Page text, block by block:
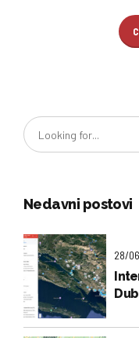
Nedavni postovi
28/